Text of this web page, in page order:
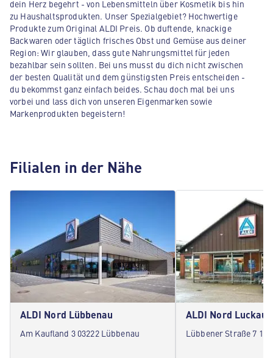
dein Herz begehrt - von Lebensmitteln über Kosmetik bis hin
zu Haushaltsprodukten. Unser Spezialgebiet? Hochwertige
Produkte zum Original ALDI Preis. Ob duftende, knackige
Backwaren oder täglich frisches Obst und Gemüse aus deiner
Region: Wir glauben, dass gute Nahrungsmittel für jeden
bezahlbar sein sollten. Bei uns musst du dich nicht zwischen
der besten Qualität und dem günstigsten Preis entscheiden -
du bekommst ganz einfach beides. Schau doch mal bei uns
vorbei und lass dich von unseren Eigenmarken sowie
Markenprodukten begeistern!
Filialen in der Nähe
ALDI Nord Lübbenau
Am Kaufland 3 03222 Lübbenau
ALDI Nord Luckau
Lübbener Straße 7